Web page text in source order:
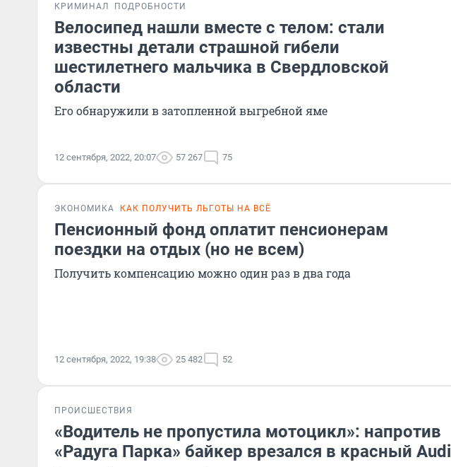
КРИМИНАЛ ПОДРОБНОСТИ
Велосипед нашли вместе с телом: стали
известны детали страшной гибели
шестилетнего мальчика в Свердловской
области
Его обнаружили в затопленной выгребной яме
12 сентября, 2022, 20:07 57 267 75
ЭКОНОМИКА КАК ПОЛУЧИТЬ ЛЬГОТЫ НА ВСЁ
Пенсионный фонд оплатит пенсионерам
поездки на отдых (но не всем)
Получить компенсацию можно один раз в два года
12 сентября, 2022, 19:38 25 482 52
ПРОИСШЕСТВИЯ
«Водитель не пропустила мотоцикл»: напротив
«Радуга Парка» байкер врезался в красный Audi